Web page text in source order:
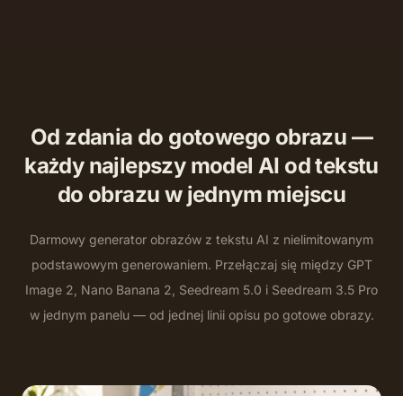
Od zdania do gotowego obrazu —
każdy najlepszy model AI od tekstu
do obrazu w jednym miejscu
Darmowy generator obrazów z tekstu AI z nielimitowanym
podstawowym generowaniem. Przełączaj się między GPT
Image 2, Nano Banana 2, Seedream 5.0 i Seedream 3.5 Pro
w jednym panelu — od jednej linii opisu po gotowe obrazy.